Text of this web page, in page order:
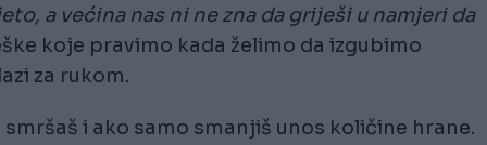
a većina nas ni ne zna da griješi u namjeri da
koje pravimo kada želimo da izgubimo
za rukom.
i ako samo smanjiš unos količine hrane.